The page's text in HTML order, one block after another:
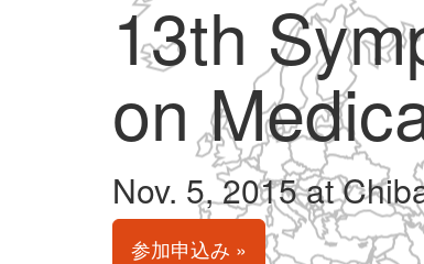
13th
on
Nov. 5, 2015 at
参加申込み »